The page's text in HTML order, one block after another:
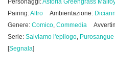
Personaggi:Astoria Greengrass Malfoy
Pairing:Altro Ambientazione:
Genere: Comico, Commedia
Serie: Salviamo l'epilogo,
[Segnala]